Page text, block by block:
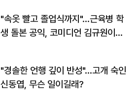
"속옷 빨고 졸업식까지"…근육병 학
생 돌본 공익, 코미디언 김규원이었
"경솔한 언행 깊이 반성"…고개 숙인
신동엽, 무슨 일이길래?